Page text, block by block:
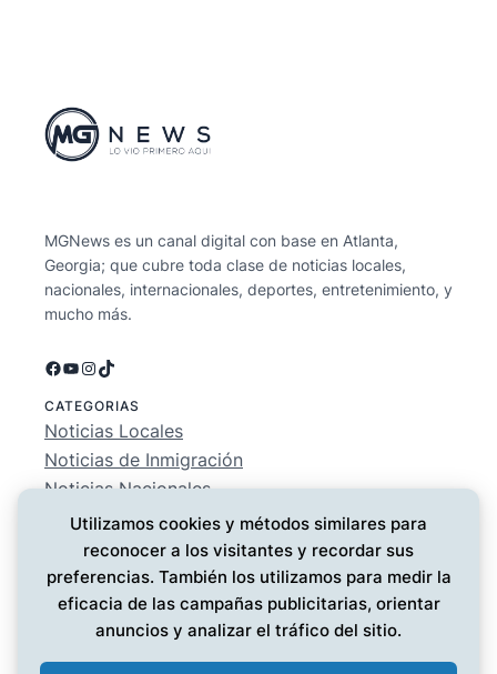
MGNews es un canal digital con base en Atlanta,
Georgia; que cubre toda clase de noticias locales,
nacionales, internacionales, deportes, entretenimiento, y
mucho más.
Facebook
YouTube
Instagram
TikTok
CATEGORIAS
Noticias Locales
Noticias de Inmigración
Noticias Nacionales
Deportes
Entretenimiento
EMPRESA
Conócenos
Política de Privacidad
Utilizamos cookies y métodos similares para
reconocer a los visitantes y recordar sus
preferencias. También los utilizamos para medir la
eficacia de las campañas publicitarias, orientar
anuncios y analizar el tráfico del sitio.